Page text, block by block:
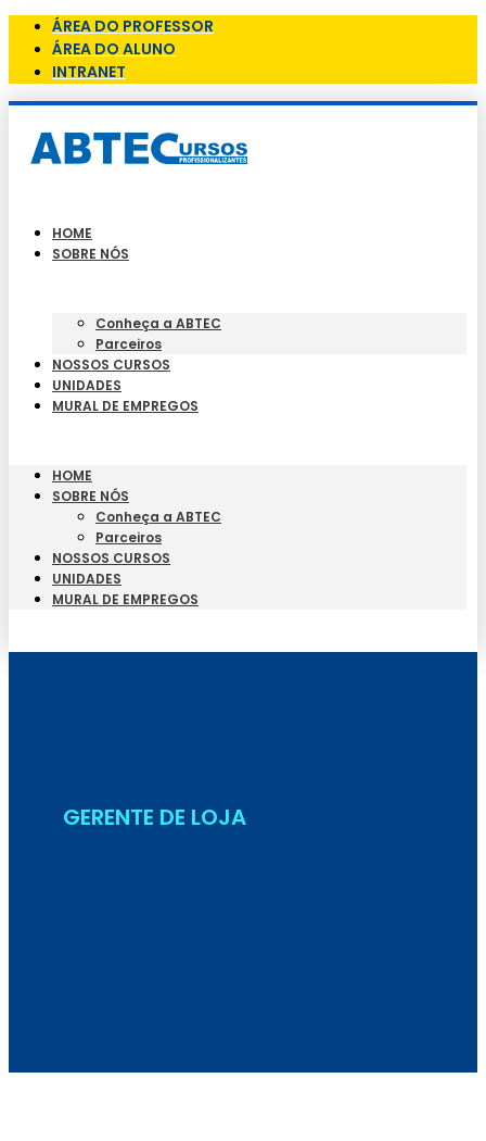
ÁREA DO PROFESSOR
ÁREA DO ALUNO
INTRANET
HOME
SOBRE NÓS
Conheça a ABTEC
Parceiros
NOSSOS CURSOS
UNIDADES
MURAL DE EMPREGOS
HOME
SOBRE NÓS
Conheça a ABTEC
Parceiros
NOSSOS CURSOS
UNIDADES
MURAL DE EMPREGOS
GERENTE DE LOJA